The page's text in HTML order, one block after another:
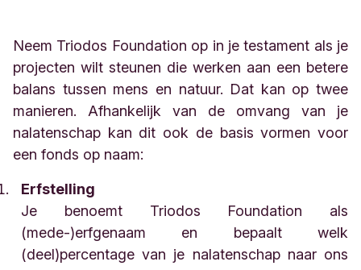
Neem Triodos Foundation op in je testament als je
projecten wilt steunen die werken aan een betere
balans tussen mens en natuur. Dat kan op twee
manieren. Afhankelijk van de omvang van je
nalatenschap kan dit ook de basis vormen voor
een fonds op naam:
Erfstelling
Je benoemt Triodos Foundation als
(mede-)erfgenaam en bepaalt welk
(deel)percentage van je nalatenschap naar ons